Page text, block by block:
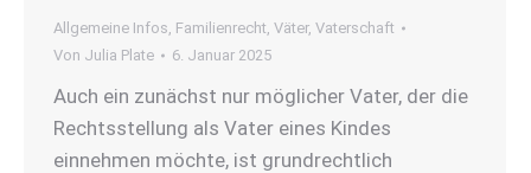
Allgemeine Infos, Familienrecht, Väter, Vaterschaft
Von Julia Plate 6. Januar 2025
Auch ein zunächst nur möglicher Vater, der die
Rechtsstellung als Vater eines Kindes
einnehmen möchte, ist grundrechtlich